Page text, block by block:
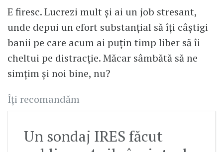
E firesc. Lucrezi mult și ai un job stresant,
unde depui un efort substanțial să îți câștigi
banii pe care acum ai puțin timp liber să îi
cheltui pe distracție. Măcar sâmbătă să ne
simțim și noi bine, nu?
Îți recomandăm
Un sondaj IRES făcut